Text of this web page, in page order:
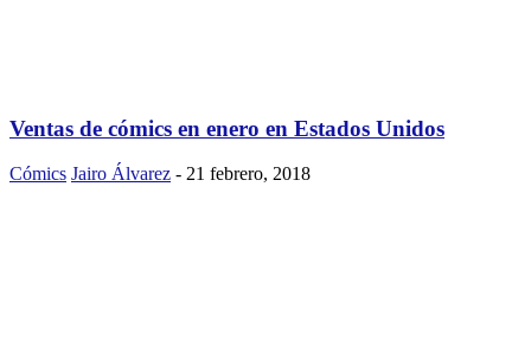
Ventas de cómics en enero en Estados Unidos
Cómics Jairo Álvarez - 21 febrero, 2018